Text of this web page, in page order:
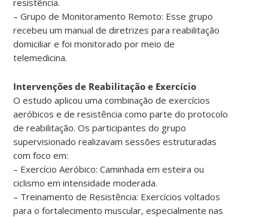
– Grupo de Monitoramento Remoto: Esse grupo
recebeu um manual de diretrizes para reabilitação
domiciliar e foi monitorado por meio de
telemedicina.
Intervenções de Reabilitação e Exercício
O estudo aplicou uma combinação de exercícios
aeróbicos e de resistência como parte do protocolo
de reabilitação. Os participantes do grupo
supervisionado realizavam sessões estruturadas
com foco em:
– Exercício Aeróbico: Caminhada em esteira ou
ciclismo em intensidade moderada.
– Treinamento de Resistência: Exercícios voltados
para o fortalecimento muscular, especialmente nas